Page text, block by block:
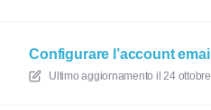
Configurare l’account
Ultimo aggiornamento il 24